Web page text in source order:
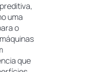
uma
o
que